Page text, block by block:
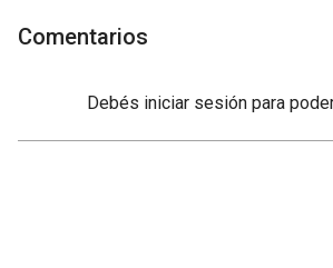
Comentarios
Debés iniciar sesión para